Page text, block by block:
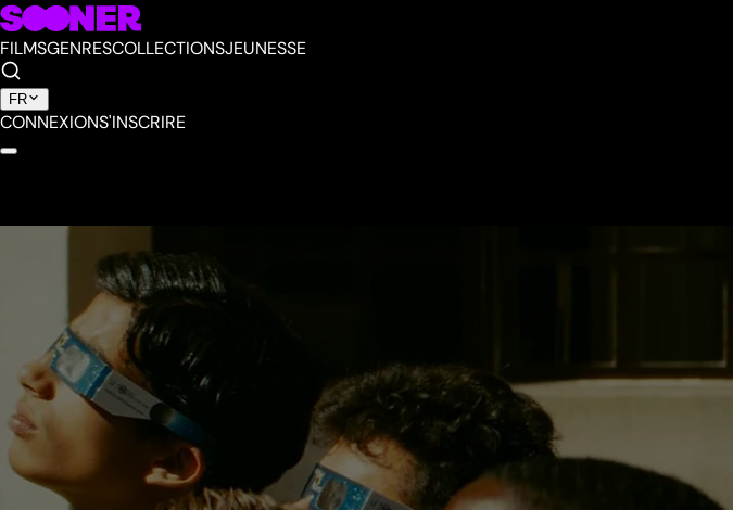
FILMSGENRESCOLLECTIONSJEUNESSE
FR
CONNEXIONS'INSCRIRE